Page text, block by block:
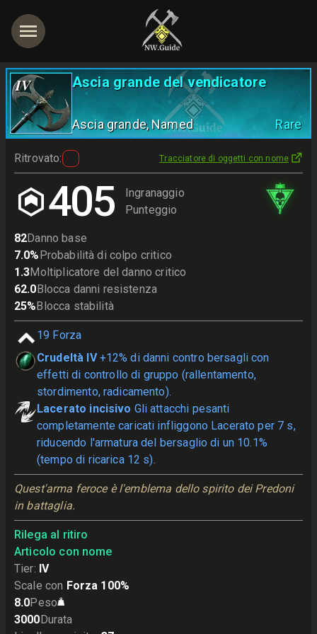
IV Ascia grande del vendicatore
Ascia grande, Named Rare
Ritrovato: Tracciatore di oggetti con nome
405
Ingranaggio
Punteggio
82Danno base
7.0%Probabilità di colpo critico
1.3Moltiplicatore del danno critico
62.0Blocca danni resistenza
25%Blocca stabilità
19 Forza
Crudeltà IV +12% di danni contro bersagli con
effetti di controllo di gruppo (rallentamento,
stordimento, radicamento).
Lacerato incisivo Gli attacchi pesanti
completamente caricati infliggono Lacerato per 7 s,
riducendo l'armatura del bersaglio di un 10.1%
(tempo di ricarica 12 s).
Quest'arma feroce è l'emblema dello spirito dei Predoni
in battaglia.
Rilega al ritiro
Articolo con nome
Tier: IV
Scale con Forza 100%
8.0Peso
3000Durata